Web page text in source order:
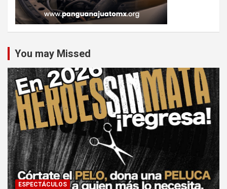
You may Missed
ESPECTÁCULOS